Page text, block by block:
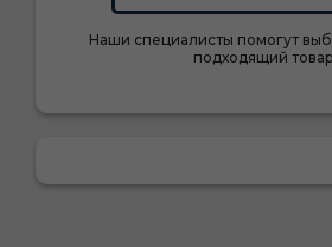
Наши специалисты помогут
подходящий